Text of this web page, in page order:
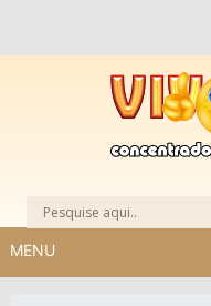
MENU